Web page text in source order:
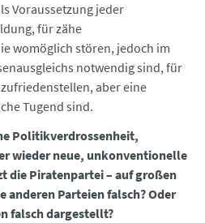
Voraussetzung jeder
für zähe
womöglich stören, jedoch im
notwendig sind, für
aber eine
Tugend sind.
Politikverdrossenheit,
wieder neue, unkonventionelle
die Piratenpartei – auf großen
anderen Parteien falsch? Oder
falsch dargestellt?